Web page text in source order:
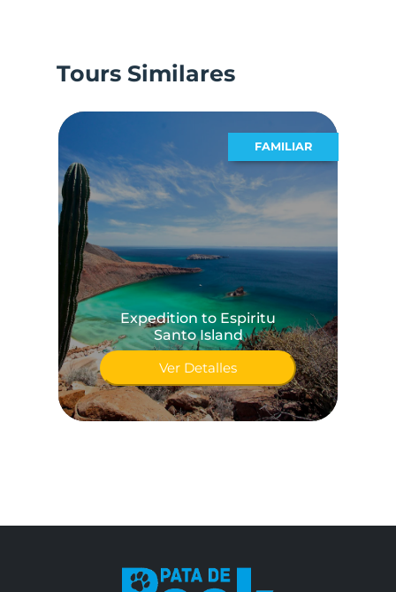
Tours Similares
FAMILIAR
Expedition to Espiritu
Santo Island
Ver Detalles